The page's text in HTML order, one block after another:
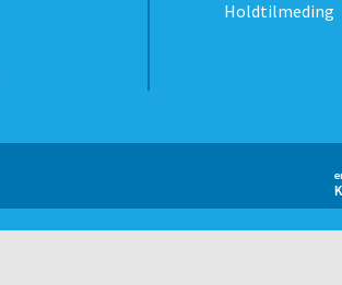
Holdtilmeding